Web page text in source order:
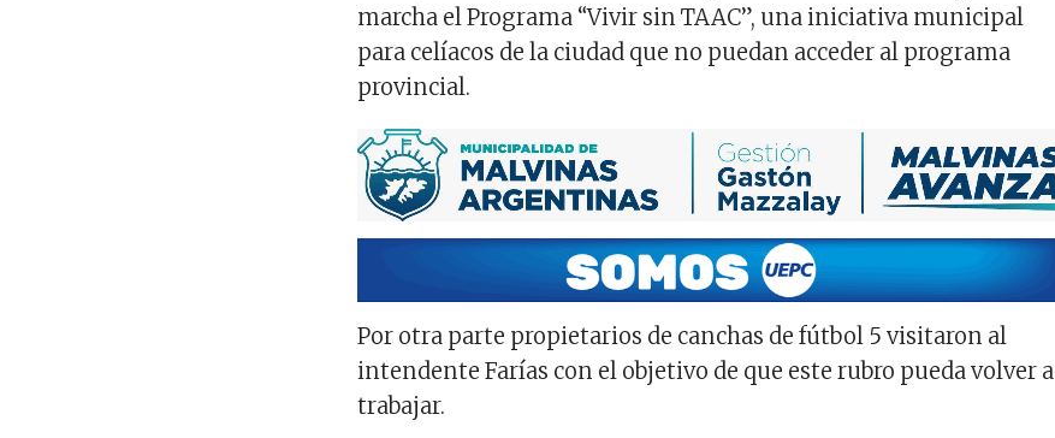
marcha el Programa “Vivir sin TAAC”, una iniciativa municipal
para celíacos de la ciudad que no puedan acceder al programa
provincial.
Por otra parte propietarios de canchas de fútbol 5 visitaron al
intendente Farías con el objetivo de que este rubro pueda volver a
trabajar.